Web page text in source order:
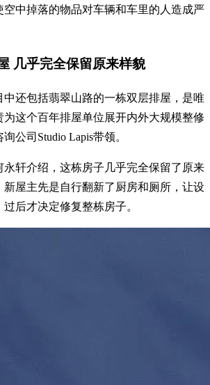
空中掉落的物品对车辆和车里的人造成严
几乎完全保留原来样貌
中还包括翡翠山路的一栋双层排屋，是唯
这个百年排屋单位展开内外大规模整修
公司Studio Lapis带领。
永轩介绍，这栋房子几乎完全保留了原来
新屋主先是自行翻新了厨房和厕所，让设
后才决定修复整栋房子。